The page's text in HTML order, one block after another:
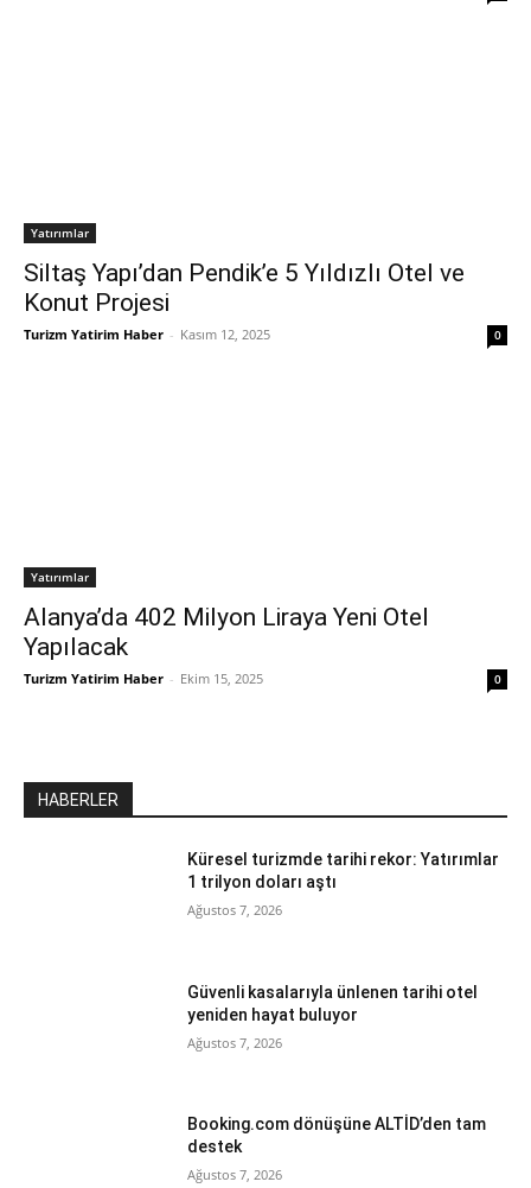
Yatırımlar
Siltaş Yapı’dan Pendik’e 5 Yıldızlı Otel ve
Konut Projesi
Turizm Yatirim Haber - Kasım 12, 2025 0
Yatırımlar
Alanya’da 402 Milyon Liraya Yeni Otel
Yapılacak
Turizm Yatirim Haber - Ekim 15, 2025 0
HABERLER
Küresel turizmde tarihi rekor: Yatırımlar
1 trilyon doları aştı
Ağustos 7, 2026
Güvenli kasalarıyla ünlenen tarihi otel
yeniden hayat buluyor
Ağustos 7, 2026
Booking.com dönüşüne ALTİD’den tam
destek
Ağustos 7, 2026